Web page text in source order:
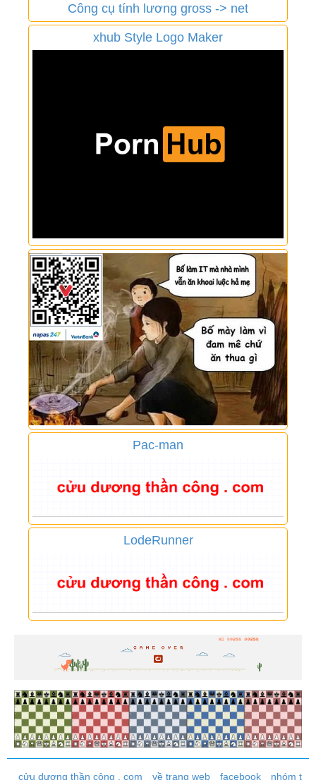
Công cụ tính lương gross -> net
xhub Style Logo Maker
Pac-man
LodeRunner
cửu dương thần công . com về trang web facebook nhóm t